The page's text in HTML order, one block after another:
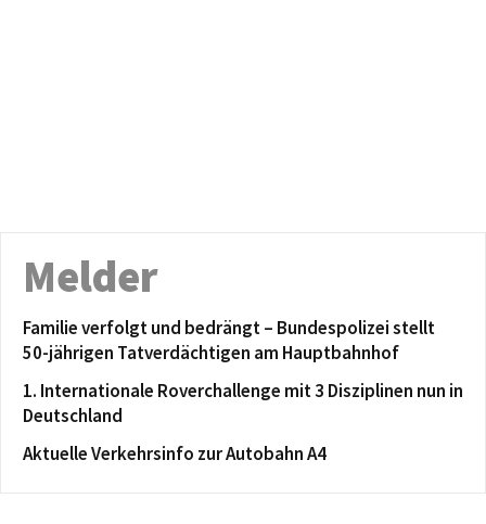
Melder
Familie verfolgt und bedrängt – Bundespolizei stellt
50-jährigen Tatverdächtigen am Hauptbahnhof
1. Internationale Roverchallenge mit 3 Disziplinen nun in
Deutschland
Aktuelle Verkehrsinfo zur Autobahn A4